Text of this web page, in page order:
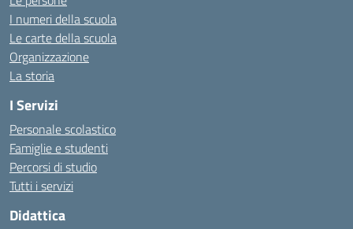
I numeri della scuola
Le carte della scuola
Organizzazione
La storia
I Servizi
Personale scolastico
Famiglie e studenti
Percorsi di studio
Tutti i servizi
Didattica